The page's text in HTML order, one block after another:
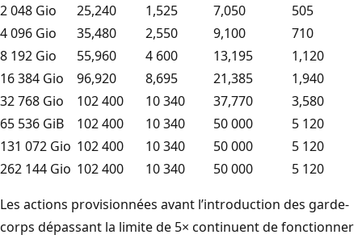
2 048 Gio
25,240 1,525 7,050
505
4 096 Gio
35,480 2,550 9,100
710
8 192 Gio
55,960 4 600 13,195
1,120
16 384 Gio
96,920 8,695 21,385
1,940
32 768 Gio
102 400 10 340 37,770
3,580
65 536 GiB
102 400 10 340 50 000
5 120
131 072 Gio 102 400 10 340 50 000
5 120
262 144 Gio 102 400 10 340 50 000
5 120
Les actions provisionnées avant l’introduction des garde-
corps dépassant la limite de 5× continuent de fonctionner